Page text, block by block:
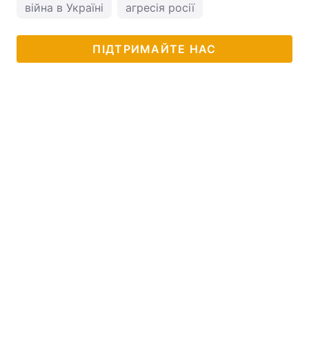
війна в Україні агресія росії
ПІДТРИМАЙТЕ НАС